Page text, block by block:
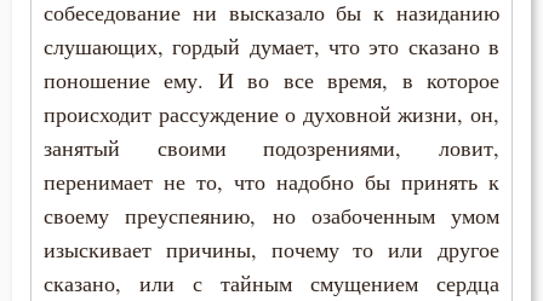
Никифор Уединенник
Никодим Святогорец
Николай Сербский
Никон Оптинский (Беляев)
собеседование ни высказало бы к назиданию
слушающих, гордый думает, что это сказано в
поношение ему. И во все время, в которое
происходит рассуждение о духовной жизни, он,
занятый своими подозрениями, ловит,
перенимает не то, что надобно бы принять к
своему преуспеянию, но озабоченным умом
изыскивает причины, почему то или другое
сказано, или с тайным смущением сердца